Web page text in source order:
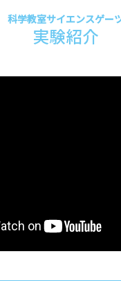
科学教室サイエンスゲー
実験紹介